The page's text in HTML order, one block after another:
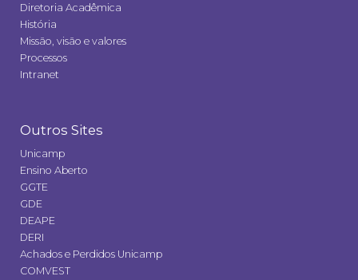
Diretoria Acadêmica
História
Missão, visão e valores
Processos
Intranet
Outros Sites
Unicamp
Ensino Aberto
GGTE
GDE
DEAPE
DERI
Achados e Perdidos Unicamp
COMVEST